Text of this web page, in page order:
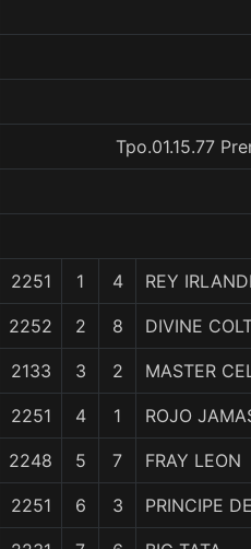
Tpo.01.15.77
2251 1 4 REY
2252 2 8 DIVINE
2133 3 2 MASTER
2251 4 1 ROJO
2248 5 7 FRAY LEON
2251 6 3 PRINCIPE